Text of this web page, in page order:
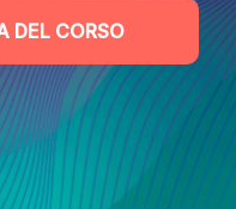
DEL CORSO